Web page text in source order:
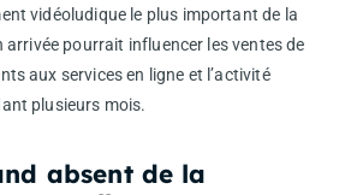
vidéoludique le plus important de la
pourrait influencer les ventes de
aux services en ligne et l’activité
plusieurs mois.
absent de la